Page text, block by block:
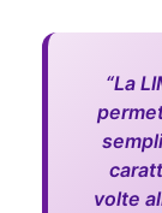
“La
volte